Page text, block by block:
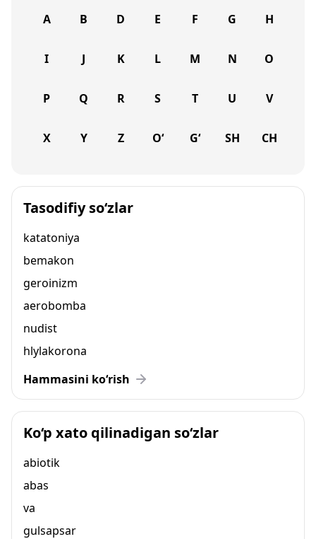
A B D E F G H
I J K L M N O
P Q R S T U V
X Y Z O‘ G‘ SH CH
Tasodifiy so‘zlar
katatoniya
bemakon
geroinizm
aerobomba
nudist
hlylakorona
Hammasini ko‘rish
Ko‘p xato qilinadigan so‘zlar
abiotik
abas
va
gulsapsar